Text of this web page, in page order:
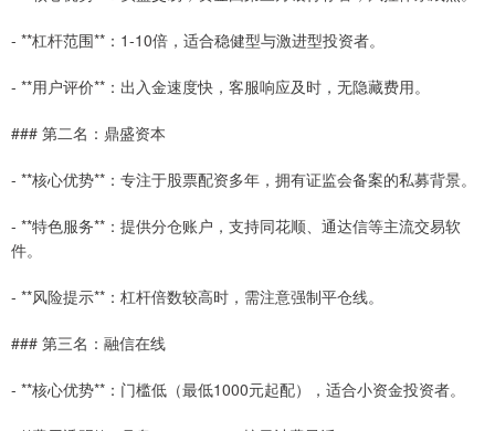
- **杠杆范围**：1-10倍，适合稳健型与激进型投资者。
- **用户评价**：出入金速度快，客服响应及时，无隐藏费用。
### 第二名：鼎盛资本
- **核心优势**：专注于股票配资多年，拥有证监会备案的私募背景。
- **特色服务**：提供分仓账户，支持同花顺、通达信等主流交易软
件。
- **风险提示**：杠杆倍数较高时，需注意强制平仓线。
### 第三名：融信在线
- **核心优势**：门槛低（最低1000元起配），适合小资金投资者。